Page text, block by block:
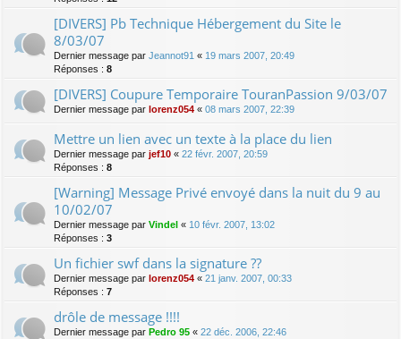
[DIVERS] Pb Technique Hébergement du Site le
8/03/07
Dernier message par Jeannot91 « 19 mars 2007, 20:49
Réponses : 8
[DIVERS] Coupure Temporaire TouranPassion 9/03/07
Dernier message par lorenz054 « 08 mars 2007, 22:39
Mettre un lien avec un texte à la place du lien
Dernier message par jef10 « 22 févr. 2007, 20:59
Réponses : 8
[Warning] Message Privé envoyé dans la nuit du 9 au
10/02/07
Dernier message par Vindel « 10 févr. 2007, 13:02
Réponses : 3
Un fichier swf dans la signature ??
Dernier message par lorenz054 « 21 janv. 2007, 00:33
Réponses : 7
drôle de message !!!!
Dernier message par Pedro 95 « 22 déc. 2006, 22:46